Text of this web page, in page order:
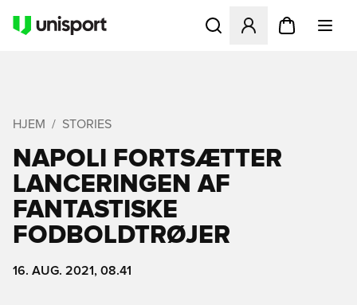
Åbner en Modal til at
HJEM STORIES
NAPOLI FORTSÆTTER
LANCERINGEN AF
FANTASTISKE
FODBOLDTRØJER
16. AUG. 2021, 08.41